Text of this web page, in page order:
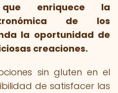
enriquece la
de los
la oportunidad de
creaciones.
sin gluten en el
de satisfacer las